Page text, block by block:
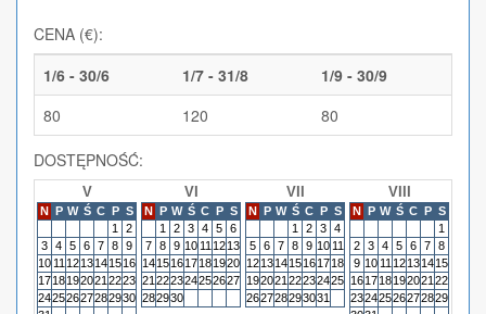
CENA (€):
1/6 - 30/6
1/7 - 31/8
1/9 - 30/9
80
120 80
DOSTĘPNOŚĆ:
V
N P W Ś C P S
1
2
3 4 5 6 7 8 9
10 11 1213141516
1718192021 2223
24252627282930
VI
N P W Ś C P S
1
2 3 4 5 6
7 8 9 10 11 1213
14151617181920
21 222324252627
282930
VII
N P W Ś C P S
1
2 3 4
5 6 7 8 9 10 11
12131415161718
192021 22232425
262728293031
VIII
N P W Ś C P S
1
2 3 4 5 6 7 8
9 10 11 12131415
161718192021 22
23242526272829